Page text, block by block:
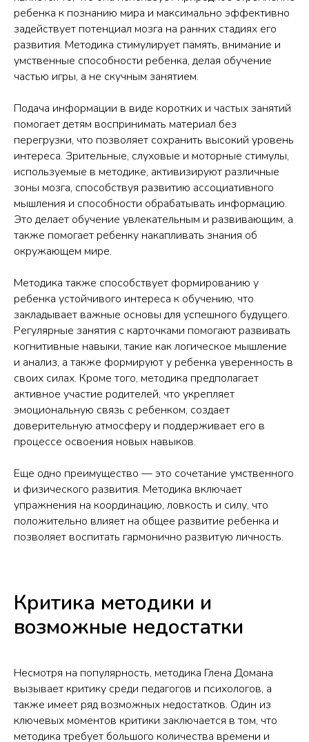
ребенка к познанию мира и максимально эффективно
задействует потенциал мозга на ранних стадиях его
развития. Методика стимулирует память, внимание и
умственные способности ребенка, делая обучение
частью игры, а не скучным занятием.
Подача информации в виде коротких и частых занятий
помогает детям воспринимать материал без
перегрузки, что позволяет сохранить высокий уровень
интереса. Зрительные, слуховые и моторные стимулы,
используемые в методике, активизируют различные
зоны мозга, способствуя развитию ассоциативного
мышления и способности обрабатывать информацию.
Это делает обучение увлекательным и развивающим, а
также помогает ребенку накапливать знания об
окружающем мире.
Методика также способствует формированию у
ребенка устойчивого интереса к обучению, что
закладывает важные основы для успешного будущего.
Регулярные занятия с карточками помогают развивать
когнитивные навыки, такие как логическое мышление
и анализ, а также формируют у ребенка уверенность в
своих силах. Кроме того, методика предполагает
активное участие родителей, что укрепляет
эмоциональную связь с ребенком, создает
доверительную атмосферу и поддерживает его в
процессе освоения новых навыков.
Еще одно преимущество — это сочетание умственного
и физического развития. Методика включает
упражнения на координацию, ловкость и силу, что
положительно влияет на общее развитие ребенка и
позволяет воспитать гармонично развитую личность.
Критика методики и
возможные недостатки
Несмотря на популярность, методика Глена Домана
вызывает критику среди педагогов и психологов, а
также имеет ряд возможных недостатков. Один из
ключевых моментов критики заключается в том, что
методика требует большого количества времени и